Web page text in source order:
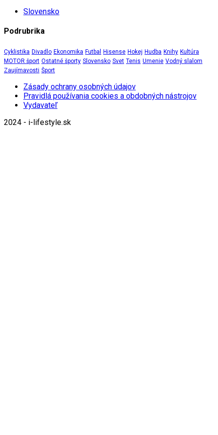
Slovensko
Podrubrika
Cyklistika Divadlo Ekonomika Futbal Hisense Hokej Hudba Knihy Kultúra
MOTOR šport Ostatné športy Slovensko Svet Tenis Umenie Vodný slalom
Zaujímavosti Šport
Zásady ochrany osobných údajov
Pravidlá používania cookies a obdobných nástrojov
Vydavateľ
2024 - i-lifestyle.sk